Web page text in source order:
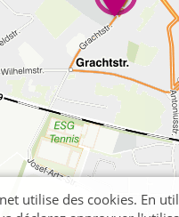
utilise des cookies. En